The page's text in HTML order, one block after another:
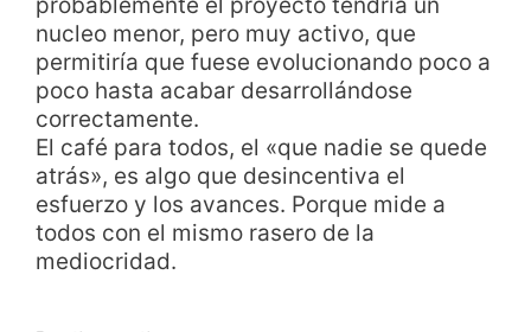
nucleo menor, pero muy activo, que
permitiría que fuese evolucionando poco a
poco hasta acabar desarrollándose
correctamente.
El café para todos, el «que nadie se quede
atrás», es algo que desincentiva el
esfuerzo y los avances. Porque mide a
todos con el mismo rasero de la
mediocridad.